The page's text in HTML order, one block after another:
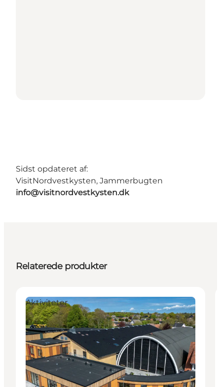
Sidst opdateret af:
VisitNordvestkysten, Jammerbugten
info@visitnordvestkysten.dk
Relaterede produkter
Aktiviteter